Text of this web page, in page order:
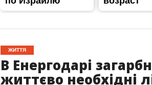
ЖИТТЯ
В Енергодарі
життєво необхідні